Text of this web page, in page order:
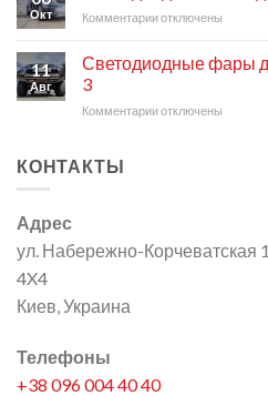
RIGID
Jeep
Wrangler
Окт Комментариик
Светодиодная
балка
Land
отключены
11
Авг
Светодиодные фары
3
Комментариик
3
отключены
КОНТАКТЫ
Адрес
ул. Набережно-Корчеватская
4X4
Киев, Украина
Телефоны
+38 096 004 40 40